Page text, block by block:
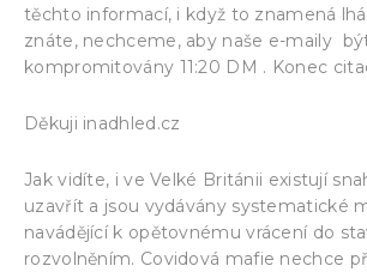
těchto informací, i když to znamená
znáte, nechceme, aby naše e-maily
kompromitovány 11:20 DM . Konec
Děkuji inadhled.cz
Jak vidíte, i ve Velké Británii existují
uzavřít a jsou vydávány systematické
navádějící k opětovnému vrácení do
rozvolněním. Covidová mafie nechce